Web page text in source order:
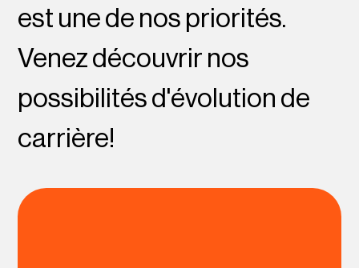
est une de nos priorités.
Venez découvrir nos
possibilités d'évolution de
carrière!